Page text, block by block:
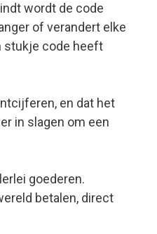
wordt de code
of verandert elke
stukje code heeft
en dat het
in slagen om een
goederen.
betalen, direct